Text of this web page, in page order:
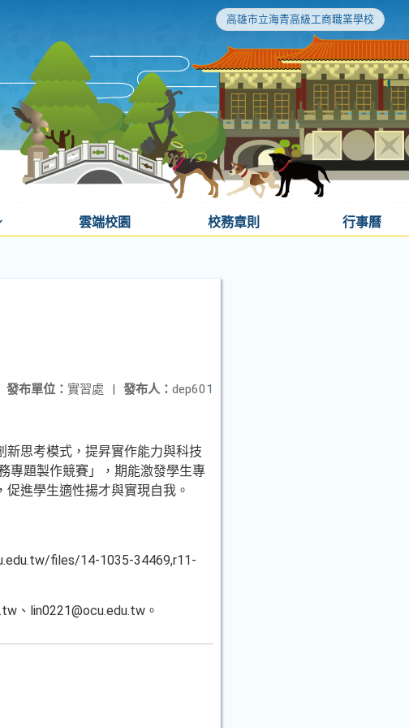
高雄市立海青高級工商職業學校
雲端校園 校務章則 行事曆
發布人： dep601
發布單位： 實習處 |
思考模式，提昇實作能力與科技
專題製作競賽」，期能激發學生專
進學生適性揚才與實現自我。
files/14-1035-34469,r11-
、lin0221@ocu.edu.tw。